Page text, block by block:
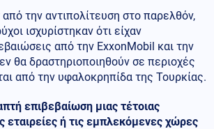
την αντιπολίτευση στο παρελθόν,
ισχυρίστηκαν ότι είχαν
από την ExxonMobil και την
θα δραστηριοποιηθούν σε περιοχές
από την υφαλοκρηπίδα της Τουρκίας.
επιβεβαίωση μιας τέτοιας
εταιρείες ή τις εμπλεκόμενες χώρες